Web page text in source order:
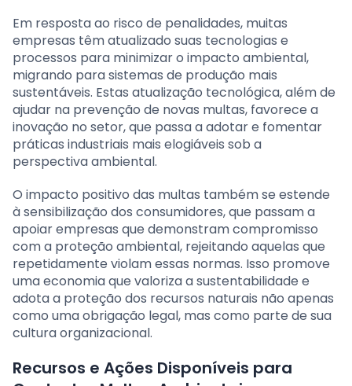
Em resposta ao risco de penalidades, muitas
empresas têm atualizado suas tecnologias e
processos para minimizar o impacto ambiental,
migrando para sistemas de produção mais
sustentáveis. Estas atualização tecnológica, além de
ajudar na prevenção de novas multas, favorece a
inovação no setor, que passa a adotar e fomentar
práticas industriais mais elogiáveis sob a
perspectiva ambiental.
O impacto positivo das multas também se estende
à sensibilização dos consumidores, que passam a
apoiar empresas que demonstram compromisso
com a proteção ambiental, rejeitando aquelas que
repetidamente violam essas normas. Isso promove
uma economia que valoriza a sustentabilidade e
adota a proteção dos recursos naturais não apenas
como uma obrigação legal, mas como parte de sua
cultura organizacional.
Recursos e Ações Disponíveis para